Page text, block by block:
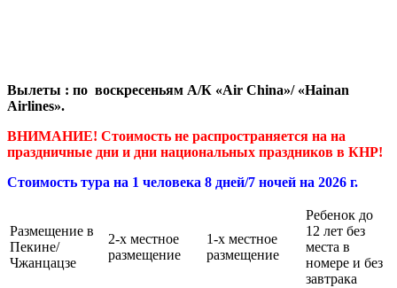
Вылеты : по воскресеньям А/К «Air China»/ «Hainan
Airlines».
ВНИМАНИЕ! Стоимость не распространяется на на
праздничные дни и дни национальных праздников в КНР!
Стоимость тура на 1 человека 8 дней/7 ночей на 2026 г.
Размещение в
Пекине/
Чжанцацзе
2-х местное
размещение
1-х местное
размещение
Ребенок до
12 лет без
места в
номере и без
завтрака